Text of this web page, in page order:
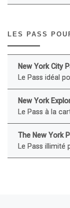
LES PASS
New York City
Le Pass idéal
New York
Le Pass à la
The New York
Le Pass illimité